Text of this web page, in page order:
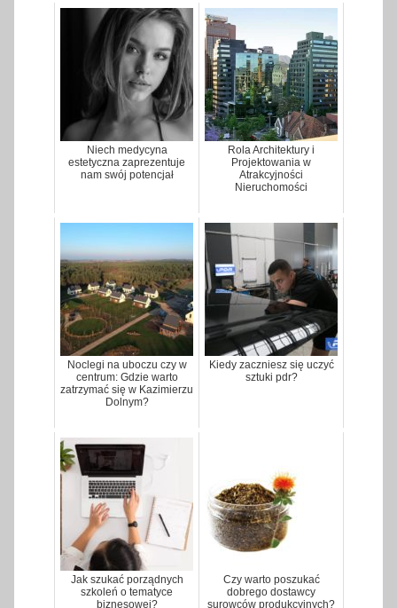
Niech medycyna
estetyczna zaprezentuje
nam swój potencjał
Rola Architektury i
Projektowania w
Atrakcyjności
Nieruchomości
Noclegi na uboczu czy w
centrum: Gdzie warto
zatrzymać się w Kazimierzu
Dolnym?
Kiedy zaczniesz się uczyć
sztuki pdr?
Jak szukać porządnych
szkoleń o tematyce
biznesowej?
Czy warto poszukać
dobrego dostawcy
surowców produkcyjnych?